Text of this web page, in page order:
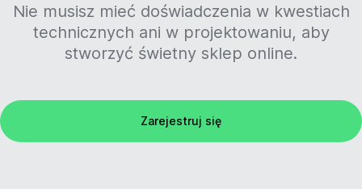
Nie musisz mieć doświadczenia w kwestiach
technicznych ani w projektowaniu, aby
stworzyć świetny sklep online.
Zarejestruj się